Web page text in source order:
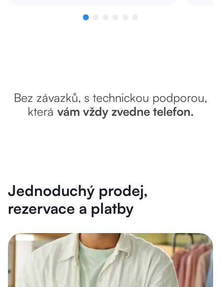
Bez závazků, s technickou podporou,
která vám vždy zvedne telefon.
Jednoduchý prodej,
rezervace a platby